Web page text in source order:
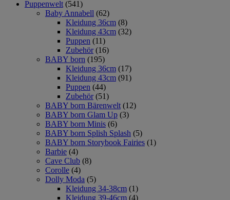
Puppenwelt (541)
Baby Annabell (62)
Kleidung 36cm (8)
Kleidung 43cm (32)
Puppen (11)
Zubehör (16)
BABY born (195)
Kleidung 36cm (17)
Kleidung 43cm (91)
Puppen (44)
Zubehör (51)
BABY born Bärenwelt (12)
BABY born Glam Up (3)
BABY born Minis (6)
BABY born Splish Splash (5)
BABY born Storybook Fairies (1)
Barbie (4)
Cave Club (8)
Corolle (4)
Dolly Moda (5)
Kleidung 34-38cm (1)
Kleidung 39-46cm (4)